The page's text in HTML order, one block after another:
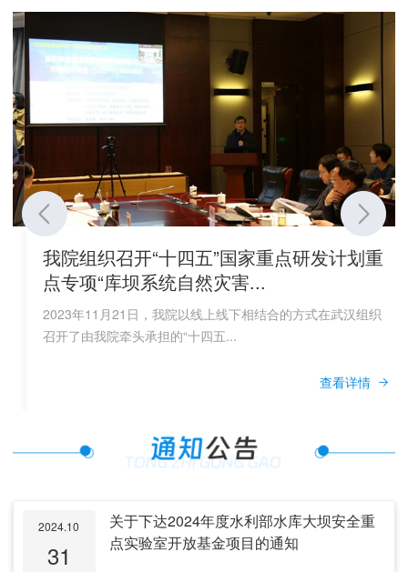
我院组织召开“十四五”国家重点研发计划重
点专项“库坝系统自然灾害...
2023年11月21日，我院以线上线下相结合的方式在武汉组织
召开了由我院牵头承担的“十四五...
查看详情
2024.10
31
关于下达2024年度水利部水库大坝安全重
点实验室开放基金项目的通知